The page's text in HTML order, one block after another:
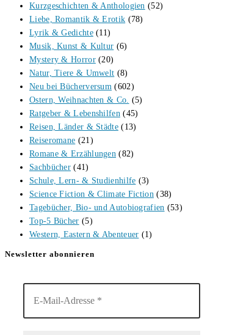
Kurzgeschichten & Anthologien (52)
Liebe, Romantik & Erotik (78)
Lyrik & Gedichte (11)
Musik, Kunst & Kultur (6)
Mystery & Horror (20)
Natur, Tiere & Umwelt (8)
Neu bei Bücherversum (602)
Ostern, Weihnachten & Co. (5)
Ratgeber & Lebenshilfen (45)
Reisen, Länder & Städte (13)
Reiseromane (21)
Romane & Erzählungen (82)
Sachbücher (41)
Schule, Lern- & Studienhilfe (3)
Science Fiction & Climate Fiction (38)
Tagebücher, Bio- und Autobiografien (53)
Top-5 Bücher (5)
Western, Eastern & Abenteuer (1)
Newsletter abonnieren